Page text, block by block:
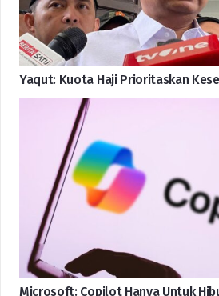
Yaqut: Kuota Haji Prioritaskan
Microsoft: Copilot Hanya Untuk